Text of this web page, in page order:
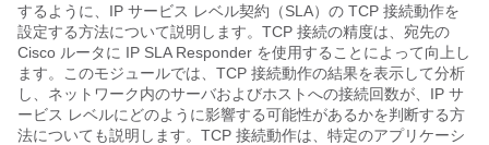
するように、IP サービス レベル契約（SLA）の TCP 接続動作を
設定する方法について説明します。TCP 接続の精度は、宛先の
Cisco ルータに IP SLA Responder を使用することによって向上し
ます。このモジュールでは、TCP 接続動作の結果を表示して分析
し、ネットワーク内のサーバおよびホストへの接続回数が、IP サ
ービス レベルにどのように影響する可能性があるかを判断する方
法についても説明します。TCP 接続動作は、特定のアプリケーシ